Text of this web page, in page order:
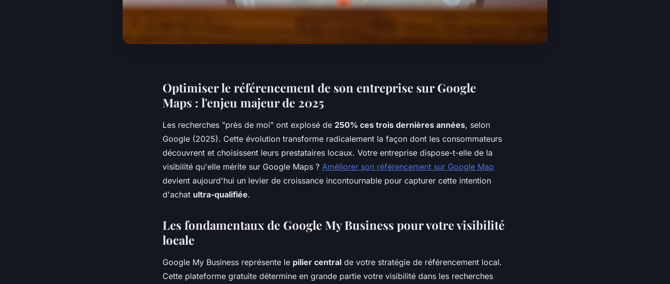
Optimiser le référencement de son entreprise sur Google
Maps : l'enjeu majeur de 2025
Les recherches "près de moi" ont explosé de 250% ces trois dernières années, selon
Google (2025). Cette évolution transforme radicalement la façon dont les consommateurs
découvrent et choisissent leurs prestataires locaux. Votre entreprise dispose-t-elle de la
visibilité qu'elle mérite sur Google Maps ? Améliorer son référencement sur Google Map
devient aujourd'hui un levier de croissance incontournable pour capturer cette intention
d'achat ultra-qualifiée.
Les fondamentaux de Google My Business pour votre visibilité
locale
Google My Business représente le pilier central de votre stratégie de référencement local.
Cette plateforme gratuite détermine en grande partie votre visibilité dans les recherches